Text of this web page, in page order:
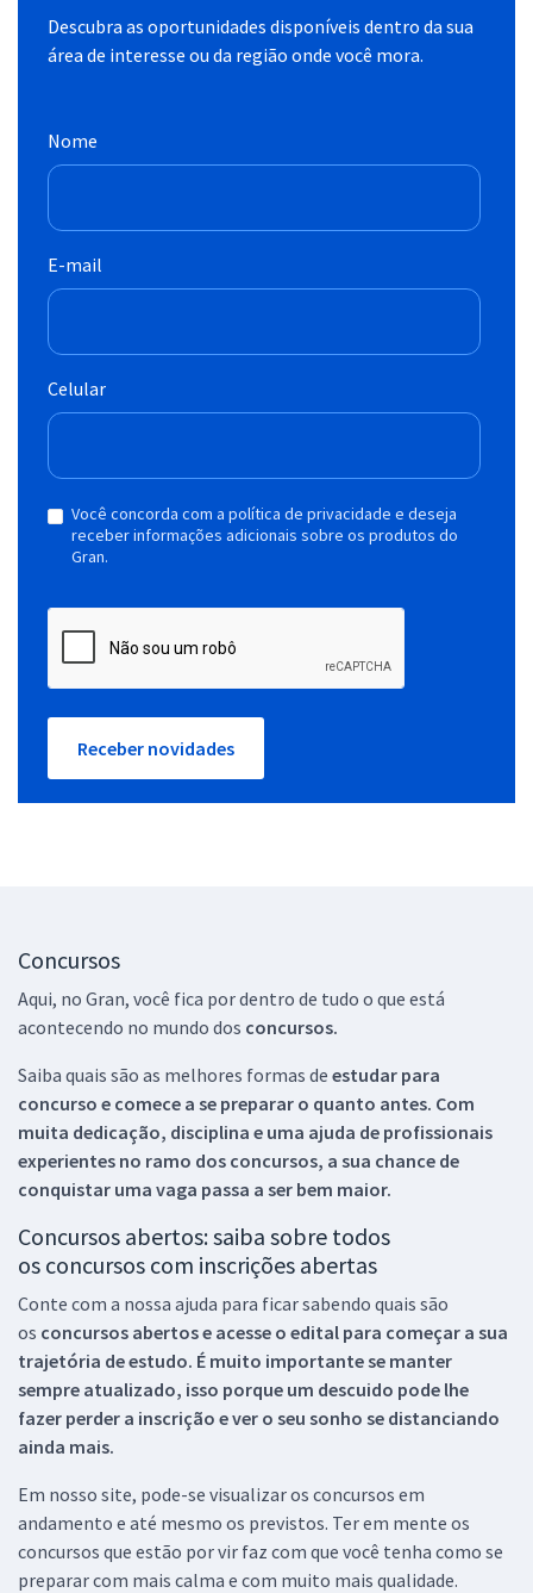
Descubra as oportunidades disponíveis dentro da sua
área de interesse ou da região onde você mora.
Nome
E-mail
Celular
Você concorda com a política de privacidade e deseja
receber informações adicionais sobre os produtos do
Gran.
Receber novidades
Concursos
Aqui, no Gran, você fica por dentro de tudo o que está
acontecendo no mundo dos concursos.
Saiba quais são as melhores formas de estudar para
concurso e comece a se preparar o quanto antes. Com
muita dedicação, disciplina e uma ajuda de profissionais
experientes no ramo dos concursos, a sua chance de
conquistar uma vaga passa a ser bem maior.
Concursos abertos: saiba sobre todos
os concursos com inscrições abertas
Conte com a nossa ajuda para ficar sabendo quais são
os concursos abertos e acesse o edital para começar a sua
trajetória de estudo. É muito importante se manter
sempre atualizado, isso porque um descuido pode lhe
fazer perder a inscrição e ver o seu sonho se distanciando
ainda mais.
Em nosso site, pode-se visualizar os concursos em
andamento e até mesmo os previstos. Ter em mente os
concursos que estão por vir faz com que você tenha como se
preparar com mais calma e com muito mais qualidade.